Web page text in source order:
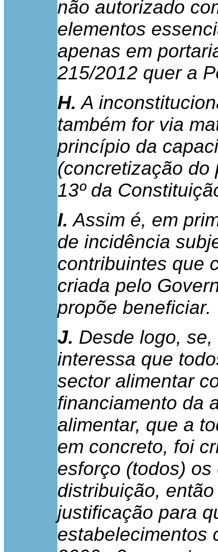
não autorizado
elementos
apenas em
215/2012 quer a
H. A
também for via
princípio da
(concretização do
13º da
I. Assim é, em
de incidência
contribuintes que
criada pelo
propõe beneficiar.
J. Desde logo,
interessa que
sector alimentar
financiamento da
alimentar, que a
em concreto, foi
esforço (todos)
distribuição,
justificação para
estabelecimentos